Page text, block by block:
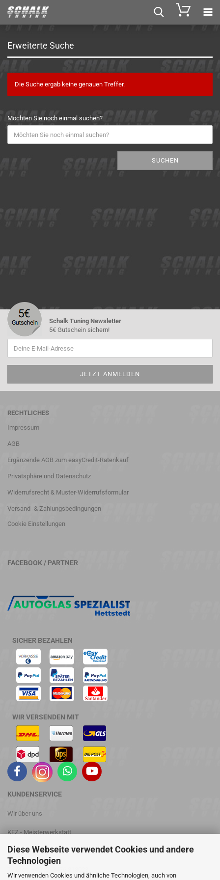
Diese Webseite verwendet Cookies und andere
Technologien
Wir verwenden Cookies und ähnliche Technologien, auch von
Erweiterte Suche
Die Suche ergab keine genauen Treffer.
Möchten Sie noch einmal suchen?
SUCHEN
Schalk Tuning Newsletter
5€ Gutschein sichern!
RECHTLICHES
Impressum
AGB
Ergänzende AGB zum easyCredit-Ratenkauf
Privatsphäre und Datenschutz
Widerrufsrecht & Muster-Widerrufsformular
Versand- & Zahlungsbedingungen
Cookie Einstellungen
FACEBOOK / PARTNER
SICHER BEZAHLEN
WIR VERSENDEN MIT
KUNDENSERVICE
Wir über uns
KFZ - Meisterwerkstatt
Leistungsprüfstand